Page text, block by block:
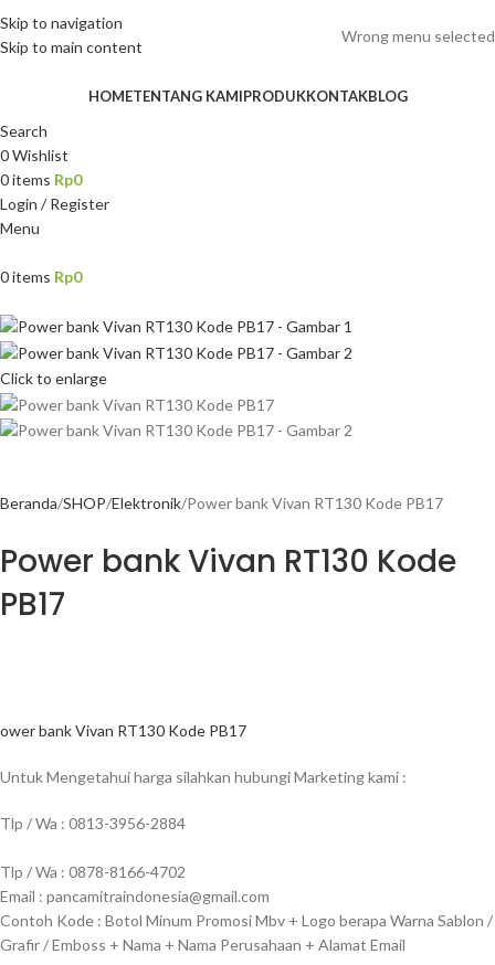
Skip to navigation
Skip to main content
Wrong menu selected
HOMETENTANG KAMIPRODUKKONTAKBLOG
Search
0Wishlist
0items Rp0
Login / Register
Menu
0items Rp0
Click to enlarge
Beranda SHOP Elektronik Power bank Vivan RT130 Kode PB17
Power bank Vivan RT130 Kode
PB17
ower bank Vivan RT130 Kode PB17
Untuk Mengetahui harga silahkan hubungi Marketing kami :
Tlp / Wa : 0813-3956-2884
Tlp / Wa : 0878-8166-4702
Email : pancamitraindonesia@gmail.com
Contoh Kode : Botol Minum Promosi Mbv + Logo berapa Warna Sablon /
Grafir / Emboss + Nama + Nama Perusahaan + Alamat Email